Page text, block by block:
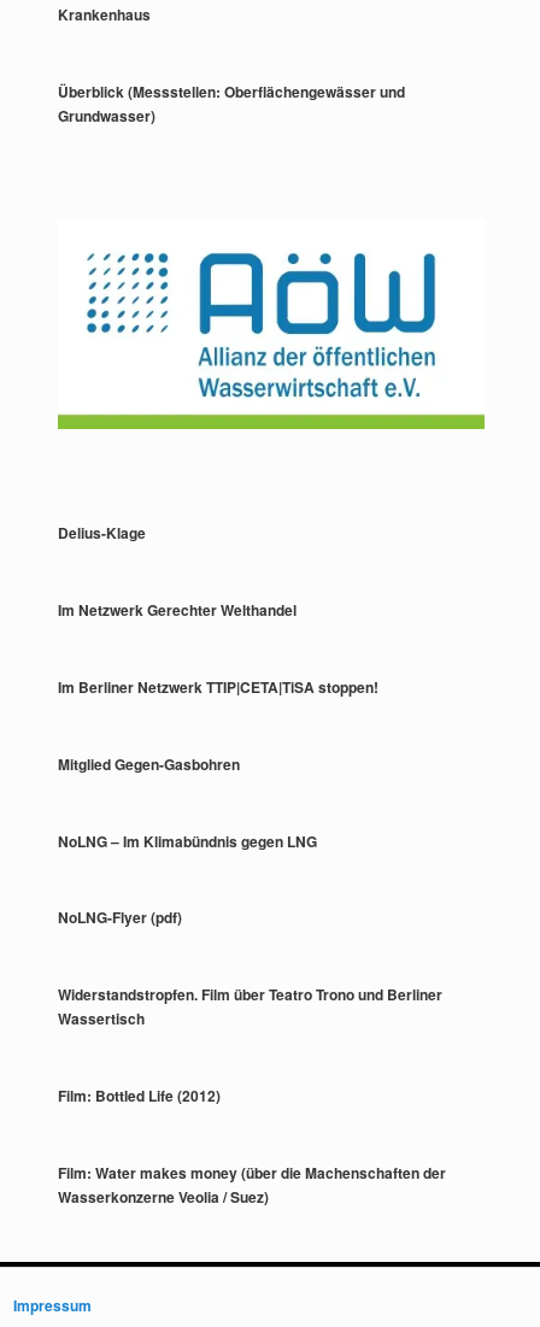
Krankenhaus
Überblick (Messstellen: Oberflächengewässer und
Grundwasser)
Delius-Klage
Im Netzwerk Gerechter Welthandel
Im Berliner Netzwerk TTIP|CETA|TiSA stoppen!
Mitglied Gegen-Gasbohren
NoLNG – Im Klimabündnis gegen LNG
NoLNG-Flyer (pdf)
Widerstandstropfen. Film über Teatro Trono und Berliner
Wassertisch
Film: Bottled Life (2012)
Film: Water makes money (über die Machenschaften der
Wasserkonzerne Veolia / Suez)
Impressum